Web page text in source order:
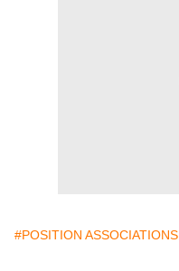
#POSITION ASSOCIATIONS